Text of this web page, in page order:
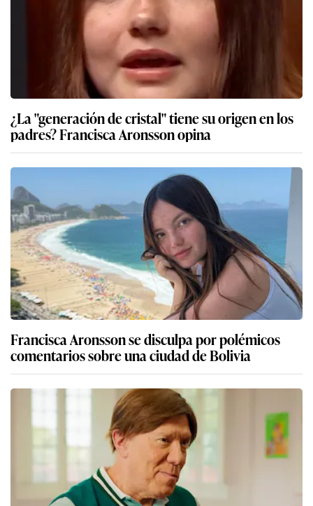
¿La "generación de cristal" tiene su origen en los
padres? Francisca Aronsson opina
Francisca Aronsson se disculpa por polémicos
comentarios sobre una ciudad de Bolivia